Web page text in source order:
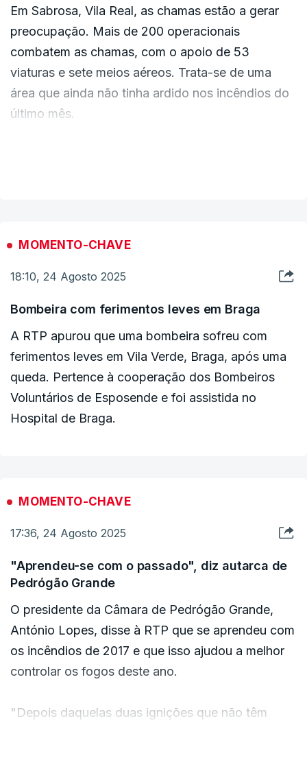
Em Sabrosa, Vila Real, as chamas estão a gerar
preocupação. Mais de 200 operacionais
combatem as chamas, com o apoio de 53
viaturas e sete meios aéreos. Trata-se de uma
área que ainda não tinha ardido nos incêndios do
último mês.
operacionais têm conseguido controlar as
ERRO 100
ERROR ON HTML5 MEDIA ELEMENT
ESTE CONTEÚDO ESTÁ NESTE MOMENTO
MOMENTO-CHAVE
18:10, 24 Agosto 2025
Bombeira com ferimentos leves em Braga
A RTP apurou que uma bombeira sofreu com
ferimentos leves em Vila Verde, Braga, após uma
queda. Pertence à cooperação dos Bombeiros
Voluntários de Esposende e foi assistida no
Hospital de Braga.
MOMENTO-CHAVE
17:36, 24 Agosto 2025
"Aprendeu-se com o passado", diz autarca de
Pedrógão Grande
O presidente da Câmara de Pedrógão Grande,
António Lopes, disse à RTP que se aprendeu com
os incêndios de 2017 e que isso ajudou a melhor
controlar os fogos deste ano.
"Depois daquelas duas ignições que não têm